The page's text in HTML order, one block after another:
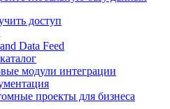
7-дневный
глобальную базу данных
доступ
Data Feed